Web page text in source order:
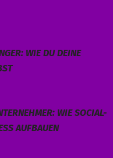
WIE DU DEINE
WIE SOCIAL-
AUFBAUEN